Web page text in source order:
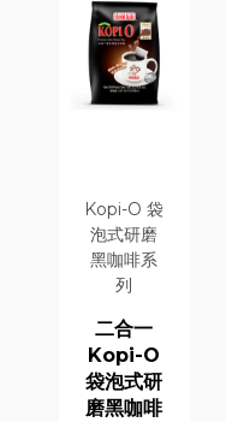
Kopi-O 袋
泡式研磨
黑咖啡系
列
二合一
Kopi-O
袋泡式研
磨黑咖啡